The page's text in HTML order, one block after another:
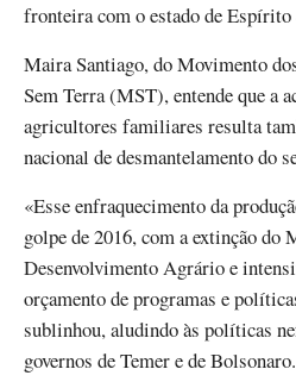
fronteira com o estado de Espírito
Maira Santiago, do Movimento
Sem Terra (MST), entende que a
agricultores familiares resulta
nacional de desmantelamento do
«Esse enfraquecimento da
golpe de 2016, com a extinção do
Desenvolvimento Agrário e
orçamento de programas e
sublinhou, aludindo às políticas
governos de Temer e de Bolsonaro.